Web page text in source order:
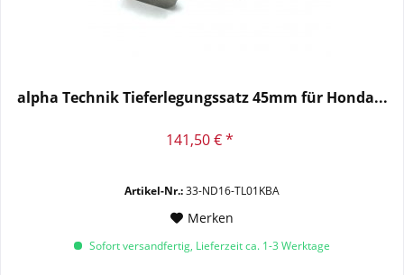
alpha Technik Tieferlegungssatz 45mm für Honda...
141,50 € *
Artikel-Nr.:33-ND16-TL01KBA
Merken
Sofort versandfertig, Lieferzeit ca. 1-3 Werktage